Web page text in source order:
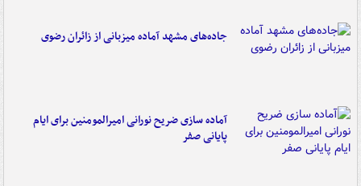
جاده‌های مشهد آماده میزبانی از زائران رضوی
آماده سازی ضریح نورانی امیرالمومنین برای ایام
پایانی صفر